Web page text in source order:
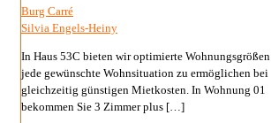
Burg Carré
Silvia Engels-Heiny
In Haus 53C bieten wir optimierte
jede gewünschte Wohnsituation zu ermöglichen bei
gleichzeitig günstigen Mietkosten. In Wohnung 01
bekommen Sie 3 Zimmer plus […]